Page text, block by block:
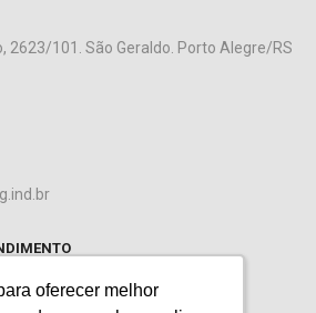
oferecer melhor
oferecer melhor
2623/101. São Geraldo. Porto Alegre/RS